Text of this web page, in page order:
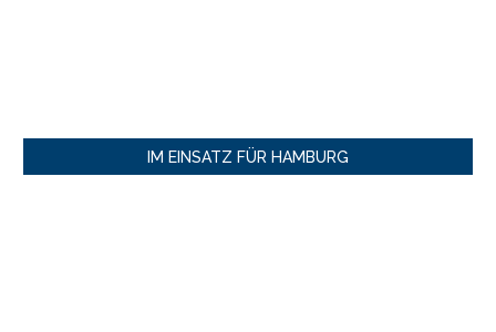
IM EINSATZ FÜR HAMBURG